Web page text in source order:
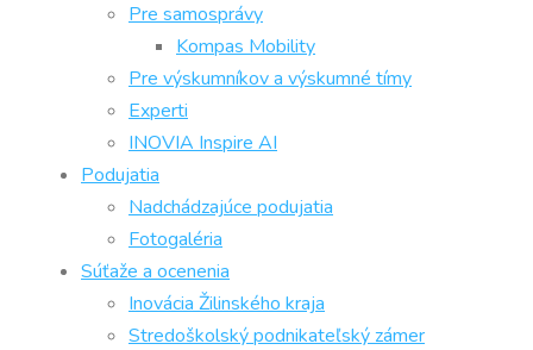
Pre samosprávy
Kompas Mobility
Pre výskumníkov a výskumné tímy
Experti
INOVIA Inspire AI
Podujatia
Nadchádzajúce podujatia
Fotogaléria
Súťaže a ocenenia
Inovácia Žilinského kraja
Stredoškolský podnikateľský zámer